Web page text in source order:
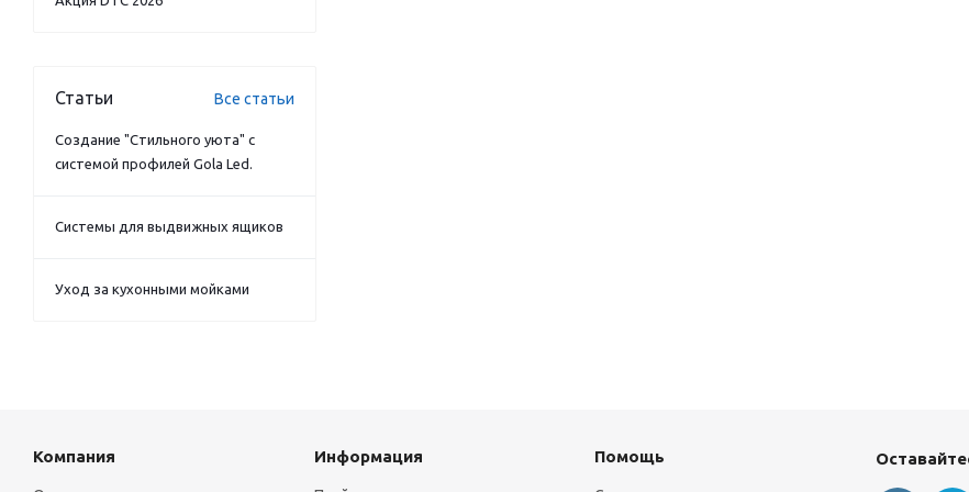
Статьи Все статьи
Создание "Стильного уюта" с
системой профилей Gola Led.
Системы для выдвижных ящиков
Уход за кухонными мойками
Компания Информация Помощь